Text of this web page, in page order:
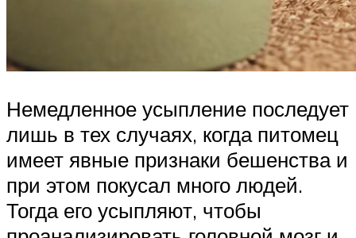
Немедленное усыпление последует
лишь в тех случаях, когда питомец
имеет явные признаки бешенства и
при этом покусал много людей.
Тогда его усыпляют, чтобы